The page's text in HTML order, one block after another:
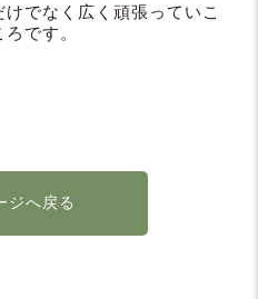
でなく広く頑張っていこ
です。
ジへ戻る